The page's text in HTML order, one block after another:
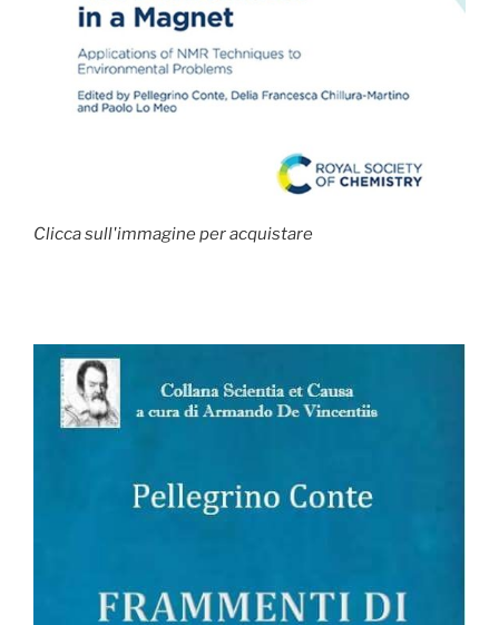
Clicca sull'immagine per acquistare